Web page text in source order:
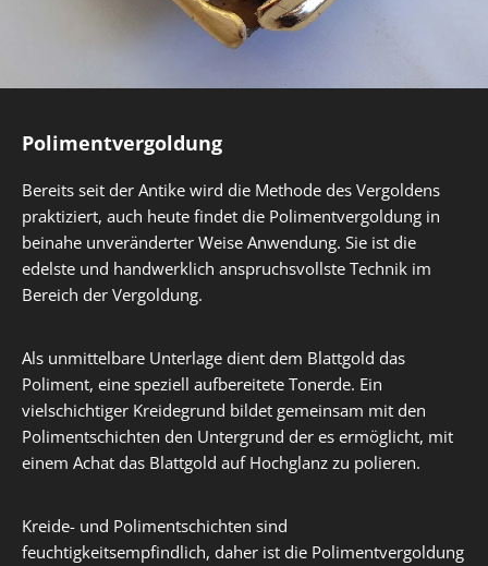
Polimentvergoldung
Bereits seit der Antike wird die Methode des Vergoldens
praktiziert, auch heute findet die Polimentvergoldung in
beinahe unveränderter Weise Anwendung. Sie ist die
edelste und handwerklich anspruchsvollste Technik im
Bereich der Vergoldung.
Als unmittelbare Unterlage dient dem Blattgold das
Poliment, eine speziell aufbereitete Tonerde. Ein
vielschichtiger Kreidegrund bildet gemeinsam mit den
Polimentschichten den Untergrund der es ermöglicht, mit
einem Achat das Blattgold auf Hochglanz zu polieren.
Kreide- und Polimentschichten sind
feuchtigkeitsempfindlich, daher ist die Polimentvergoldung